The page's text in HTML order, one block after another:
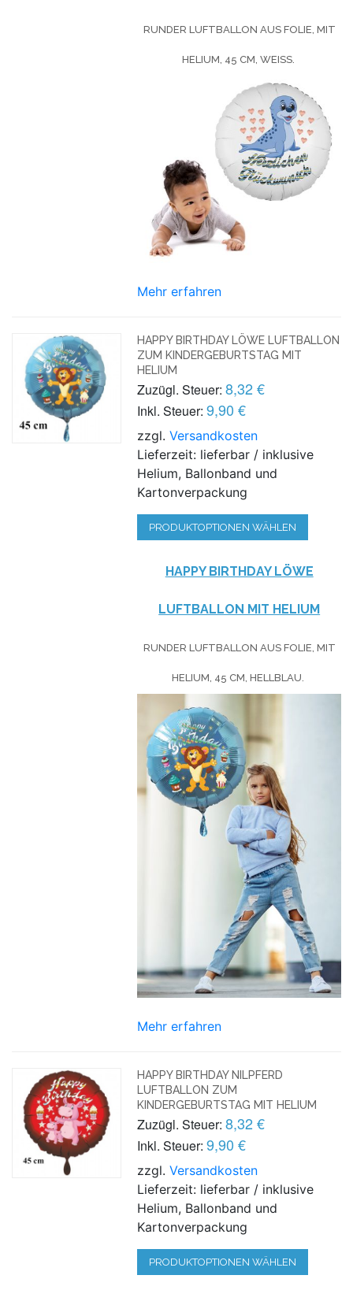
RUNDER LUFTBALLON AUS FOLIE, MIT
HELIUM, 45 CM, WEISS.
Mehr erfahren
HAPPY BIRTHDAY LÖWE LUFTBALLON
ZUM KINDERGEBURTSTAG MIT
HELIUM
Zuzügl. Steuer: 8,32 €
Inkl. Steuer: 9,90 €
zzgl.Versandkosten
Lieferzeit: lieferbar / inklusive
Helium, Ballonband und
Kartonverpackung
PRODUKTOPTIONEN WÄHLEN
HAPPY BIRTHDAY LÖWE
LUFTBALLON MIT HELIUM
RUNDER LUFTBALLON AUS FOLIE, MIT
HELIUM, 45 CM, HELLBLAU.
Mehr erfahren
HAPPY BIRTHDAY NILPFERD
LUFTBALLON ZUM
KINDERGEBURTSTAG MIT HELIUM
Zuzügl. Steuer: 8,32 €
Inkl. Steuer: 9,90 €
zzgl.Versandkosten
Lieferzeit: lieferbar / inklusive
Helium, Ballonband und
Kartonverpackung
PRODUKTOPTIONEN WÄHLEN